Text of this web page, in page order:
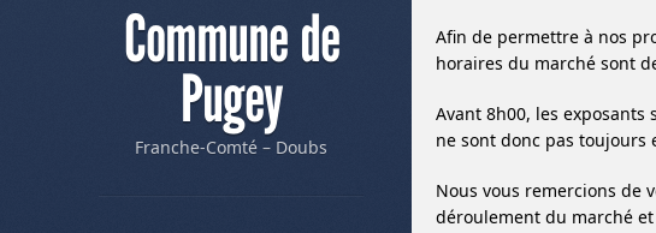
Commune de
Pugey
Franche-Comté – Doubs
Afin de permettre à nos
horaires du marché sont
Avant 8h00, les
ne sont donc pas toujours
Nous vous remercions de
déroulement du marché